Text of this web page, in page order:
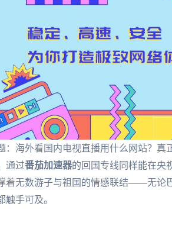
：海外看国内电视直播用什么网站？
通过番茄加速器的回国专线同样能在央
着无数游子与祖国的情感联结——无论
触手可及。